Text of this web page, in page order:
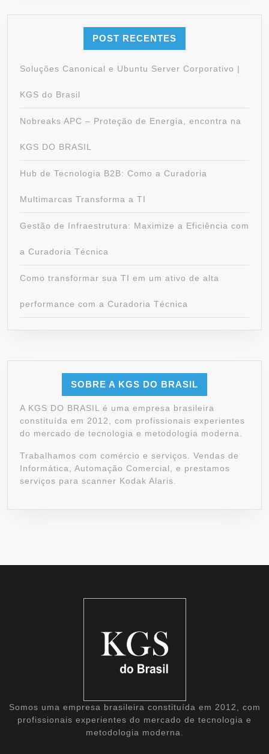
POST RECENTES
Soluções Canonical e Ubuntu Server Corporativo |
KGS do Brasil
Nobreaks APC – Proteção de Energia, encontra na
KGS DO BRASIL
Hub de Tecnologia B2B: Como a Curadoria
Multimarcas Transforma a TI
Gestão de Infraestrutura: Maximize a Eficiência com
a Curadoria Técnica
Como transformar sua TI em um ativo de alta
performance com a Curadoria Técnica
SOBRE A KGS DO BRASIL
A KGS DO BRASIL é uma empresa brasileira
constituída em 2012, com profissionais experientes
do mercado de tecnologia e metodologia moderna.
Trabalhamos com comércio e serviços. Vendas de
Informática, Automação Comercial, e prestamos
serviços para scanner Kodak Alaris.
Somos uma empresa brasileira constituída em 2012, com
profissionais experientes do mercado de tecnologia e
metodologia moderna.